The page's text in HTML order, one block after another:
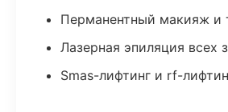
Перманентный макияж и
Лазерная эпиляция всех
Smas-лифтинг и rf-